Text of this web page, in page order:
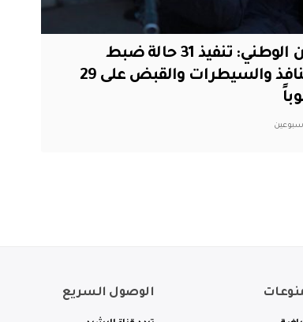
الأمن الوطني: تنفيذ 31 حالة ضبط
بالمنافذ والسيطرات والقبض على 29
الوصول السريع